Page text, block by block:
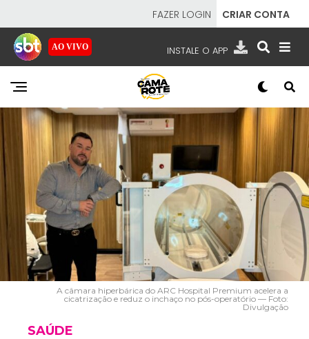
FAZER LOGIN CRIAR CONTA
AO VIVO INSTALE O APP
EMISSORAS
NOSSAS REDES APP TV SBT
SBT- SISTEMA BRASILEIRO DE TELEVISÃO
A câmara hiperbárica do ARC Hospital Premium acelera a
cicatrização e reduz o inchaço no pós-operatório — Foto:
Divulgação
SAÚDE